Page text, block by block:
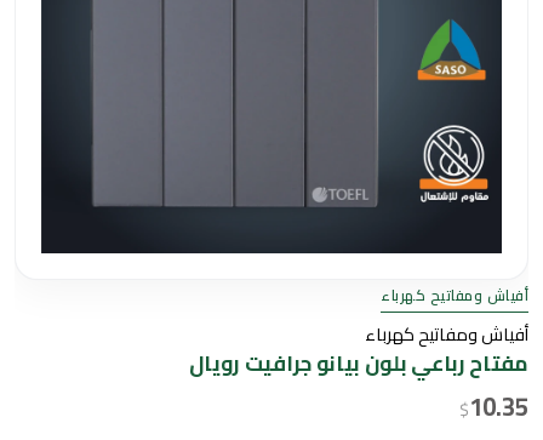
أفياش ومفاتيح كهرباء
أفياش ومفاتيح كهرباء
مفتاح رباعي بلون بيانو جرافيت رويال
$10.35